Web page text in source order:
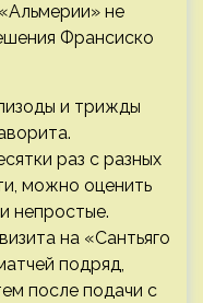
не
Франсиско
и трижды
раз с разных
можно оценить
непростые.
на «Сантьяго
подряд,
после подачи с